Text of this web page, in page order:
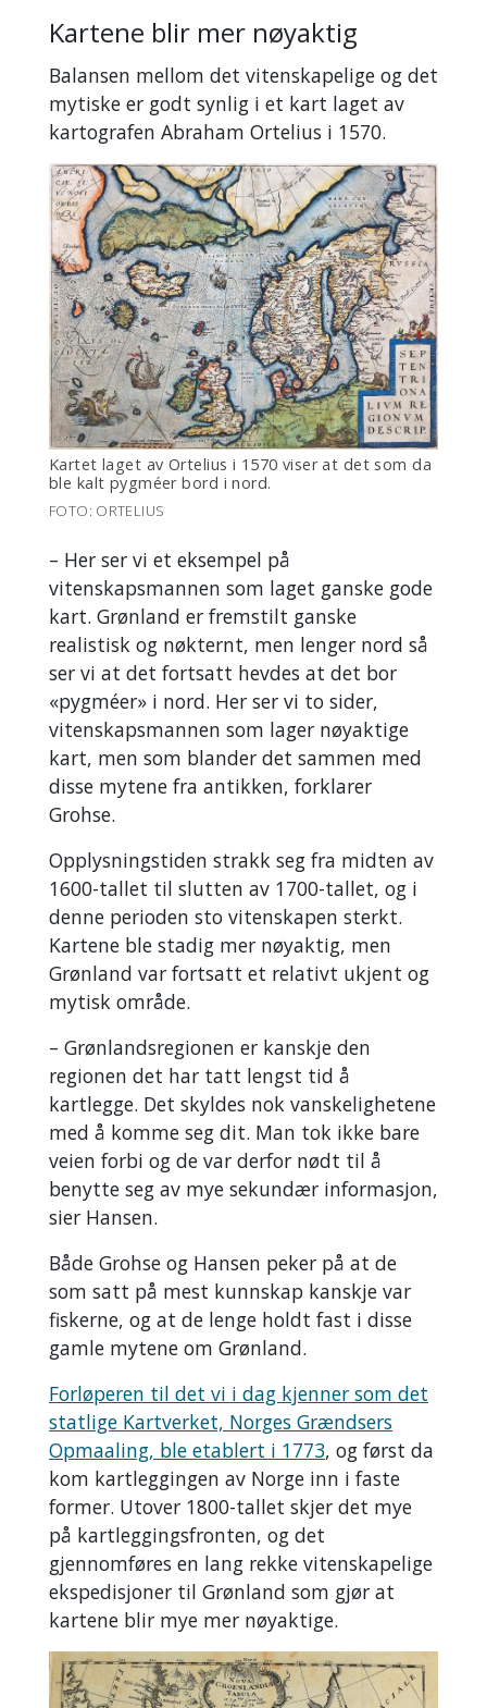
Kartene blir mer nøyaktig
Balansen mellom det vitenskapelige og det
mytiske er godt synlig i et kart laget av
kartografen Abraham Ortelius i 1570.
Kartet laget av Ortelius i 1570 viser at det som da
ble kalt pygméer bord i nord.
FOTO: ORTELIUS
– Her ser vi et eksempel på
vitenskapsmannen som laget ganske gode
kart. Grønland er fremstilt ganske
realistisk og nøkternt, men lenger nord så
ser vi at det fortsatt hevdes at det bor
«pygméer» i nord. Her ser vi to sider,
vitenskapsmannen som lager nøyaktige
kart, men som blander det sammen med
disse mytene fra antikken, forklarer
Grohse.
Opplysningstiden strakk seg fra midten av
1600-tallet til slutten av 1700-tallet, og i
denne perioden sto vitenskapen sterkt.
Kartene ble stadig mer nøyaktig, men
Grønland var fortsatt et relativt ukjent og
mytisk område.
– Grønlandsregionen er kanskje den
regionen det har tatt lengst tid å
kartlegge. Det skyldes nok vanskelighetene
med å komme seg dit. Man tok ikke bare
veien forbi og de var derfor nødt til å
benytte seg av mye sekundær informasjon,
sier Hansen.
Både Grohse og Hansen peker på at de
som satt på mest kunnskap kanskje var
fiskerne, og at de lenge holdt fast i disse
gamle mytene om Grønland.
Forløperen til det vi i dag kjenner som det
statlige Kartverket, Norges Grændsers
Opmaaling, ble etablert i 1773, og først da
kom kartleggingen av Norge inn i faste
former. Utover 1800-tallet skjer det mye
på kartleggingsfronten, og det
gjennomføres en lang rekke vitenskapelige
ekspedisjoner til Grønland som gjør at
kartene blir mye mer nøyaktige.